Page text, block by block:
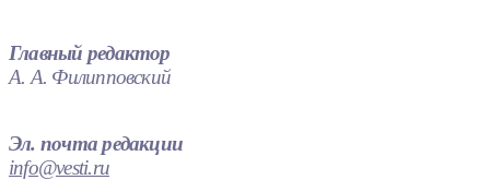
Главный редактор
А. А. Филипповский
Эл. почта редакции
info@vesti.ru